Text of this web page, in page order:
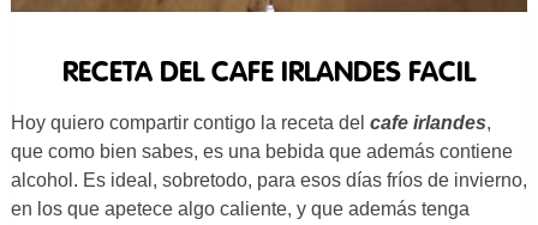
RECETA DEL CAFE IRLANDES FACIL
Hoy quiero compartir contigo la receta del cafe irlandes,
que como bien sabes, es una bebida que además contiene
alcohol. Es ideal, sobretodo, para esos días fríos de invierno,
en los que apetece algo caliente, y que además tenga